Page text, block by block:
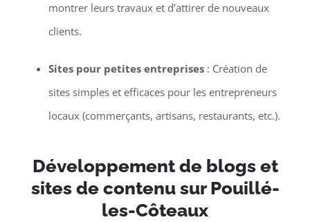
montrer leurs travaux et d’attirer de nouveaux
clients.
Sites pour petites entreprises: Création de
sites simples et efficaces pour les entrepreneurs
locaux (commerçants, artisans, restaurants, etc.).
Développement de blogs et
sites de contenu sur Pouillé-
les-Côteaux